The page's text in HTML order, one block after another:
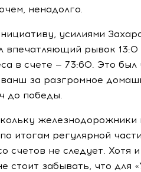
ненадолго.
усилиями
рывок 13:0
в счете — 73:60. Это
за разгромное
до победы.
итогам регулярной
счетов не следует.
стоит забывать, что для